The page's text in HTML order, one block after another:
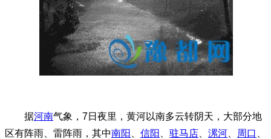
据河南气象，7日夜里，黄河以南多云转阴天，大部分地
区有阵雨、雷阵雨，其中南阳 信阳 驻马店 漯河 周口